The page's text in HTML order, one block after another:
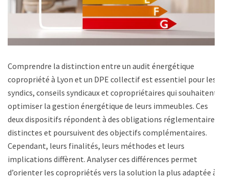
Comprendre la distinction entre un audit énergétique
copropriété à Lyon et un DPE collectif est essentiel pour les
syndics, conseils syndicaux et copropriétaires qui souhaitent
optimiser la gestion énergétique de leurs immeubles. Ces
deux dispositifs répondent à des obligations réglementaires
distinctes et poursuivent des objectifs complémentaires.
Cependant, leurs finalités, leurs méthodes et leurs
implications diffèrent. Analyser ces différences permet
d’orienter les copropriétés vers la solution la plus adaptée à